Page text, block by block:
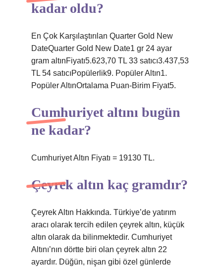
kadar oldu?
En Çok Karşılaştırılan Quarter Gold New
DateQuarter Gold New Date1 gr 24 ayar
gram altınFiyatı5.623,70 TL 33 satıcı3.437,53
TL 54 satıcıPopülerlik9. Popüler Altın1.
Popüler AltınOrtalama Puan-Birim Fiyat5.
Cumhuriyet altını bugün
ne kadar?
Cumhuriyet Altın Fiyatı = 19130 TL.
Çeyrek altın kaç gramdır?
Çeyrek Altın Hakkında. Türkiye’de yatırım
aracı olarak tercih edilen çeyrek altın, küçük
altın olarak da bilinmektedir. Cumhuriyet
Altını’nın dörtte biri olan çeyrek altın 22
ayardır. Düğün, nişan gibi özel günlerde